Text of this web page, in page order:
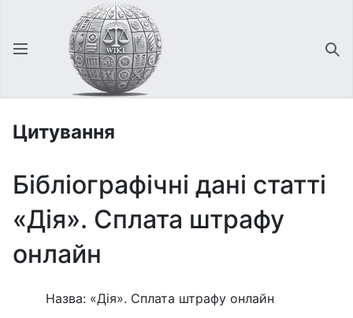
Відкрити головне меню
Цитування
Бібліографічні дані статті
«Дія». Сплата штрафу
онлайн
Назва: «Дія». Сплата штрафу онлайн